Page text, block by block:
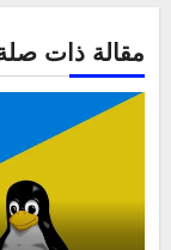
مقالة ذات